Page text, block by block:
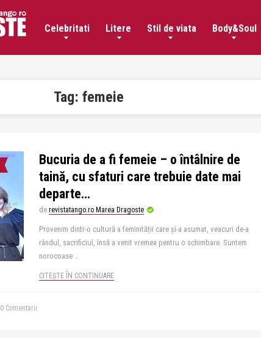
Celebritati Litere Stil de viata Body&Soul
Tag: femeie
Bucuria de a fi femeie – o întâlnire de
taină, cu sfaturi care trebuie date mai
departe…
de revistatango.ro Marea Dragoste
Provenim dintr-o cultură a feminității care și-a asumat, veacuri de-a
rândul, sacrificiul, însă a venit vremea pentru o schimbare. Suntem
norocoase ..
CITEȘTE ÎN CONTINUARE
0 Comentarii